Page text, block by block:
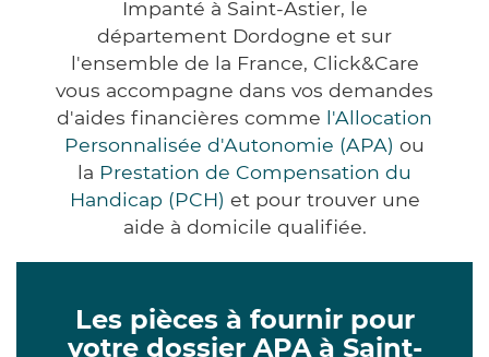
Impanté à Saint-Astier, le
département Dordogne et sur
l'ensemble de la France, Click&Care
vous accompagne dans vos demandes
d'aides financières comme l'Allocation
Personnalisée d'Autonomie (APA) ou
la Prestation de Compensation du
Handicap (PCH) et pour trouver une
aide à domicile qualifiée.
Les pièces à fournir pour
votre dossier APA à Saint-